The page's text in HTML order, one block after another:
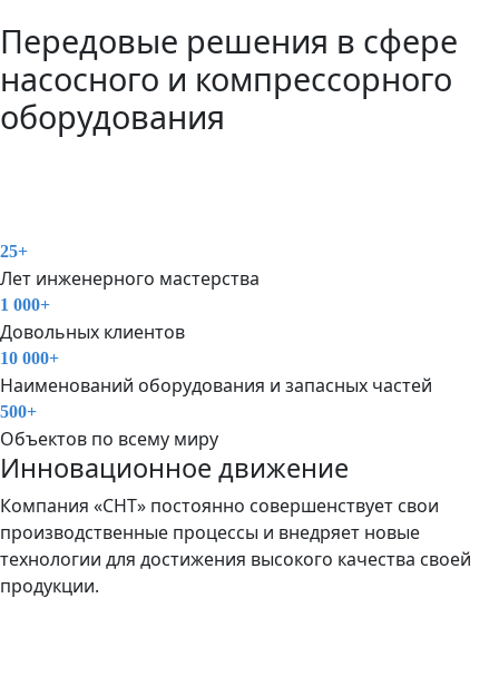
Передовые решения в сфере
насосного и компрессорного
оборудования
25+
Лет инженерного мастерства
1 000+
Довольных клиентов
10 000+
Наименований оборудования и запасных частей
500+
Объектов по всему миру
Инновационное движение
Компания «СНТ» постоянно совершенствует свои
производственные процессы и внедряет новые
технологии для достижения высокого качества своей
продукции.